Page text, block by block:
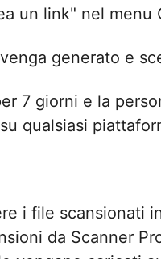
un link" nel menu
generato e
7 giorni e la
qualsiasi
i file scansionati
da Scanner